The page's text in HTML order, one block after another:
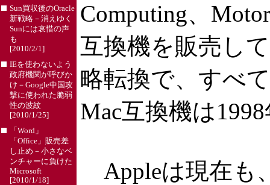
Sun買収後のOracle
新戦略－消えゆく
Sunには哀惜の声
も
[2010/2/1]
IEを使わないよう
政府機関が呼びか
け－Google中国攻
撃に使われた脆弱
性の波紋
[2010/1/25]
「Word」
「Office」販売差
し止め－小さなベ
ンチャーに負けた
Microsoft
[2010/1/18]
Computing、
互換機を販売し
略転換で、すべ
Mac互換機は
Appleは現在も